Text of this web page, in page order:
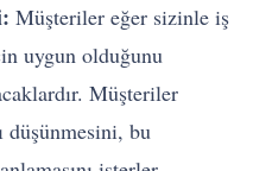
Müşteriler eğer sizinle iş
uygun olduğunu
Müşteriler
düşünmesini, bu